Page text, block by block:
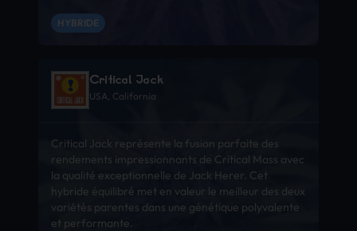
HYBRIDE
Critical Jack
USA, California
Critical Jack représente la fusion parfaite des
rendements impressionnants de Critical Mass avec
la qualité exceptionnelle de Jack Herer. Cet
hybride équilibré met en valeur le meilleur des deux
variétés parentes dans une génétique polyvalente
et performante.